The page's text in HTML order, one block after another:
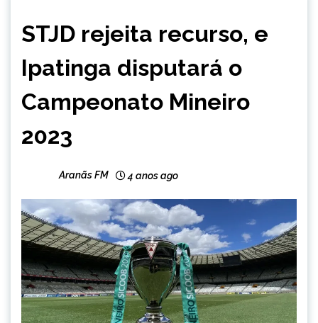
STJD rejeita recurso, e
Ipatinga disputará o
Campeonato Mineiro
2023
Aranãs FM 4 anos ago